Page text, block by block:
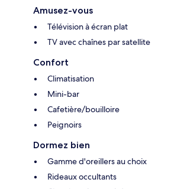
Amusez-vous
Télévision à écran plat
TV avec chaînes par satellite
Confort
Climatisation
Mini-bar
Cafetière/bouilloire
Peignoirs
Dormez bien
Gamme d'oreillers au choix
Rideaux occultants